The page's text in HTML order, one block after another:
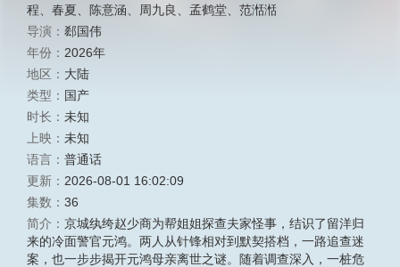
程
春夏 陈意涵 周九良 孟鹤堂
范湉湉
导演： 郄国伟
年份： 2026年
地区： 大陆
类型： 国产
时长： 未知
上映： 未知
语言： 普通话
更新： 2026-08-01 16:02:09
集数： 36
简介： 京城纨绔赵少商为帮姐姐探查夫家怪事，结识了留洋归
来的冷面警官元鸿。两人从针锋相对到默契搭档，一路追查迷
案，也一步步揭开元鸿母亲离世之谜。随着调查深入，一桩危